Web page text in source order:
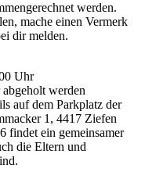
werden.
mache einen Vermerk
dir melden.
Uhr
werden
auf dem Parkplatz der
1, 4417 Ziefen
findet ein gemeinsamer
die Eltern und